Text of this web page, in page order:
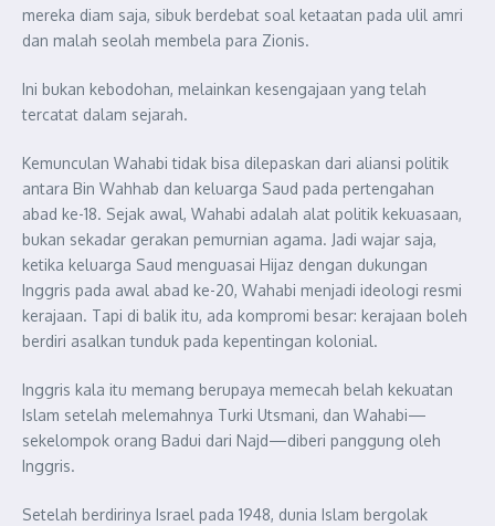
mereka diam saja, sibuk berdebat soal ketaatan pada ulil amri
dan malah seolah membela para Zionis.
Ini bukan kebodohan, melainkan kesengajaan yang telah
tercatat dalam sejarah.
Kemunculan Wahabi tidak bisa dilepaskan dari aliansi politik
antara Bin Wahhab dan keluarga Saud pada pertengahan
abad ke-18. Sejak awal, Wahabi adalah alat politik kekuasaan,
bukan sekadar gerakan pemurnian agama. Jadi wajar saja,
ketika keluarga Saud menguasai Hijaz dengan dukungan
Inggris pada awal abad ke-20, Wahabi menjadi ideologi resmi
kerajaan. Tapi di balik itu, ada kompromi besar: kerajaan boleh
berdiri asalkan tunduk pada kepentingan kolonial.
Inggris kala itu memang berupaya memecah belah kekuatan
Islam setelah melemahnya Turki Utsmani, dan Wahabi—
sekelompok orang Badui dari Najd—diberi panggung oleh
Inggris.
Setelah berdirinya Israel pada 1948, dunia Islam bergolak